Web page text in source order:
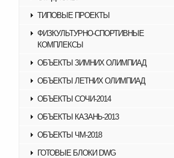
ТИПОВЫЕ ПРОЕКТЫ
ФИЗКУЛЬТУРНО-СПОРТИВНЫЕ
КОМПЛЕКСЫ
ОБЪЕКТЫ ЗИМНИХ ОЛИМПИАД
ОБЪЕКТЫ ЛЕТНИХ ОЛИМПИАД
ОБЪЕКТЫ СОЧИ-2014
ОБЪЕКТЫ КАЗАНЬ-2013
ОБЪЕКТЫ ЧМ-2018
ГОТОВЫЕ БЛОКИ DWG